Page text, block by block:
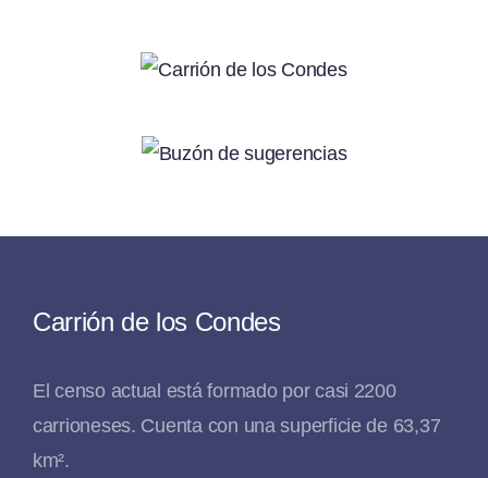
Carrión de los Condes
El censo actual está formado por casi 2200
carrioneses. Cuenta con una superficie de 63,37
km².